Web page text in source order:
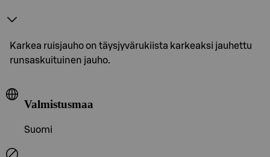
Karkea ruisjauho on täysjyvärukiista karkeaksi jauhettu
runsaskuituinen jauho.
Valmistusmaa
Suomi